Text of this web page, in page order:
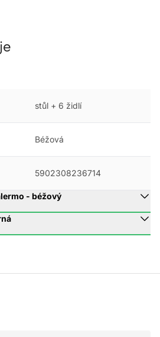
stůl + 6 židlí
Béžová
5902308236714
- béžový